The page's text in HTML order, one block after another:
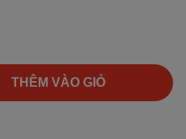
THÊM VÀO GIỎ